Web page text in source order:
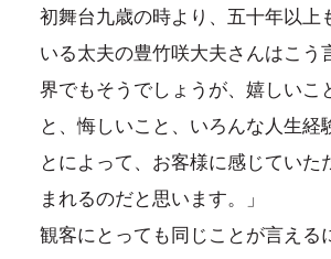
初舞台九歳の時より、五十年以上
いる太夫の豊竹咲大夫さんはこう
界でもそうでしょうが、嬉しいこ
と、悔しいこと、いろんな人生経
とによって、お客様に感じていた
まれるのだと思います。」
観客にとっても同じことが言える